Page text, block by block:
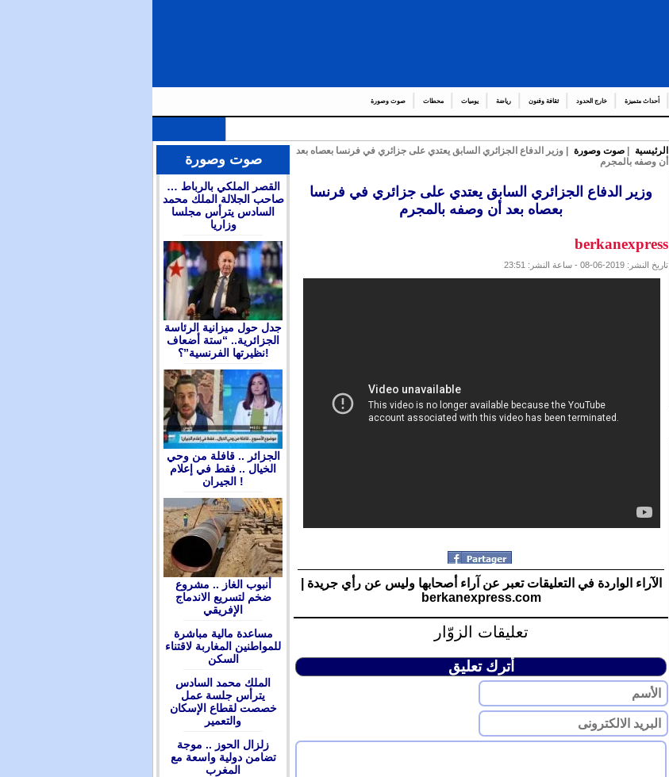
أحداث متميزة خارج الحدود ثقافة وفنون رياضة يوميات محطات صوت وصورة
الرئيسية صوت وصورة
| وزير الدفاع الجزائري السابق يعتدي على جزائري في فرنسا بعصاه بعد
أن وصفه بالمجرم
وزير الدفاع الجزائري السابق يعتدي على جزائري في فرنسا
بعصاه بعد أن وصفه بالمجرم
berkanexpress
تاريخ النشر: 2019-06-08 - ساعة النشر: 23:51
الآراء الواردة في التعليقات تعبر عن آراء أصحابها وليس عن رأي جريدة |
berkanexpress.com
تعليقات الزوّار
أترك تعليق
صوت وصورة
القصر الملكي بالرباط …
صاحب الجلالة الملك محمد
السادس يترأس مجلسا
وزاريا
جدل حول ميزانية الرئاسة
الجزائرية.. “ستة أضعاف
نظيرتها الفرنسية”؟!
الجزائر .. قافلة من وحي
الخيال .. فقط في إعلام
الجيران !
أنبوب الغاز .. مشروع
ضخم لتسريع الاندماج
الإفريقي
مساعدة مالية مباشرة
للمواطنين المغاربة لاقتناء
السكن
الملك محمد السادس
يترأس جلسة عمل
خصصت لقطاع الإسكان
والتعمير
زلزال الحوز .. موجة
تضامن دولية واسعة مع
المغرب